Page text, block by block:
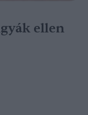
ellen